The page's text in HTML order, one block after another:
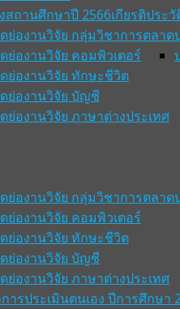
สถานศึกษาปี 2566เกียรติประ
ย่องานวิจัย กลุ่มวิชาการตลาด
ย่องานวิจัย คอมพิวเตอร์
ย่องานวิจัย ทักษะชีวิต
ย่องานวิจัย บัญชี
ย่องานวิจัย ภาษาต่างประเทศ
ย่องานวิจัย กลุ่มวิชาการตลาด
ย่องานวิจัย คอมพิวเตอร์
ย่องานวิจัย ทักษะชีวิต
ย่องานวิจัย บัญชี
ย่องานวิจัย ภาษาต่างประเทศ
ารประเมินตนเอง ปีการศึกษา